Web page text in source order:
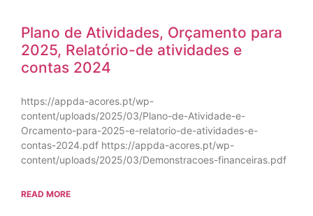
Plano de Atividades, Orçamento para
2025, Relatório-de atividades e
contas 2024
https://appda-acores.pt/wp-
content/uploads/2025/03/Plano-de-Atividade-e-
Orcamento-para-2025-e-relatorio-de-atividades-e-
contas-2024.pdf https://appda-acores.pt/wp-
content/uploads/2025/03/Demonstracoes-financeiras.pdf
READ MORE